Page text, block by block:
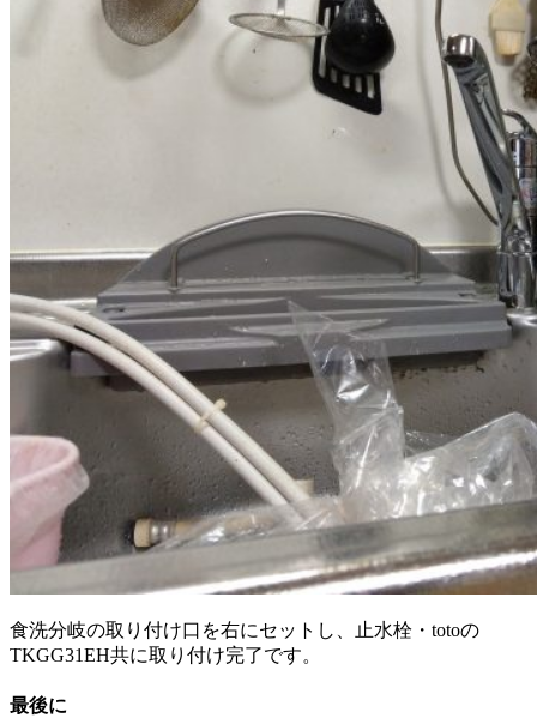
食洗分岐の取り付け口を右にセットし、止水栓・totoの
TKGG31EH共に取り付け完了です。
最後に